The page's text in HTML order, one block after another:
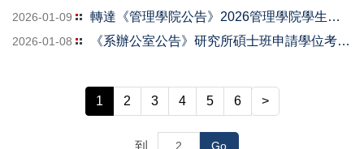
2026-01-09 轉達《管理學院公告》2026管理學院學生實務專題製作競賽。
2026-01-08 《系辦公室公告》研究所碩士班申請學位考試需檢附學術倫理6小時證明
1 2 3 4 5 6 >
到 Go